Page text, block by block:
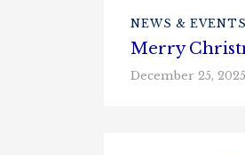
NEWS & EVENTS
Merry
December 25, 2025